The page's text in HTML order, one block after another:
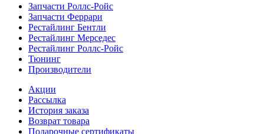
Запчасти Роллс-Ройс
Запчасти Феррари
Рестайлинг Бентли
Рестайлинг Мерседес
Рестайлинг Роллс-Ройс
Тюнинг
Производители
Акции
Рассылка
История заказа
Возврат товара
Подарочные сертификаты